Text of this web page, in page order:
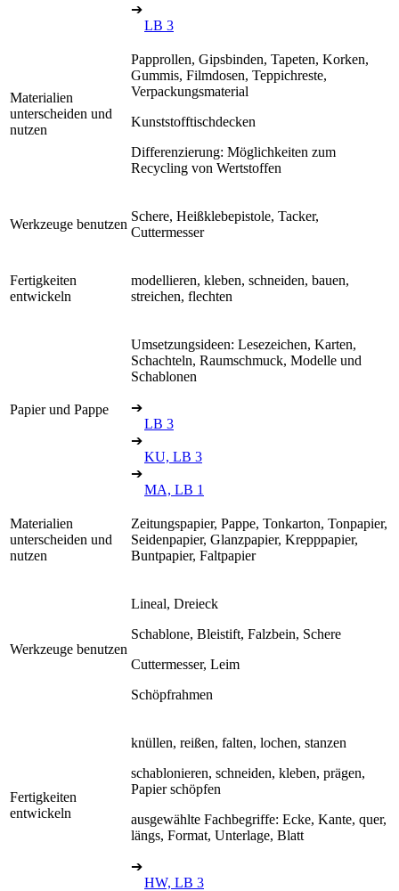
➔
LB 3
Materialien
unterscheiden und
nutzen
Papprollen, Gipsbinden, Tapeten, Korken,
Gummis, Filmdosen, Teppichreste,
Verpackungsmaterial
Kunststofftischdecken
Differenzierung: Möglichkeiten zum
Recycling von Wertstoffen
Werkzeuge benutzen
Schere, Heißklebepistole, Tacker,
Cuttermesser
Fertigkeiten
entwickeln
modellieren, kleben, schneiden, bauen,
streichen, flechten
Papier und Pappe
Umsetzungsideen: Lesezeichen, Karten,
Schachteln, Raumschmuck, Modelle und
Schablonen
➔
LB 3
➔
KU, LB 3
➔
MA, LB 1
Materialien
unterscheiden und
nutzen
Zeitungspapier, Pappe, Tonkarton, Tonpapier,
Seidenpapier, Glanzpapier, Krepppapier,
Buntpapier, Faltpapier
Werkzeuge benutzen
Lineal, Dreieck
Schablone, Bleistift, Falzbein, Schere
Cuttermesser, Leim
Schöpfrahmen
Fertigkeiten
entwickeln
knüllen, reißen, falten, lochen, stanzen
schablonieren, schneiden, kleben, prägen,
Papier schöpfen
ausgewählte Fachbegriffe: Ecke, Kante, quer,
längs, Format, Unterlage, Blatt
➔
HW, LB 3